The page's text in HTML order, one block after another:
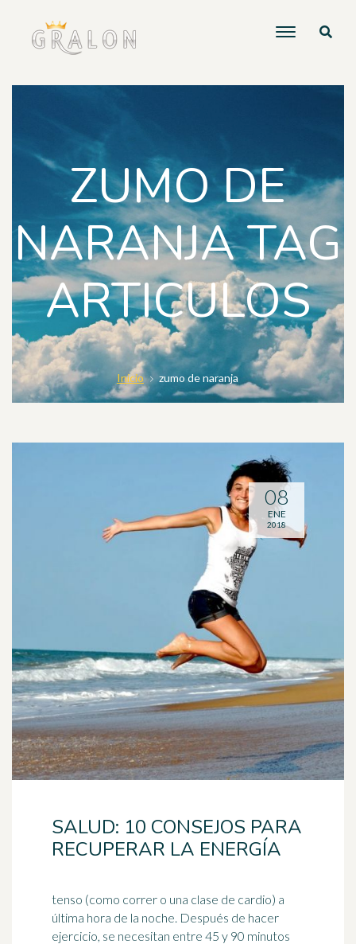
ZUMO DE
NARANJA TAG
ARTICULOS
Inicio zumo de naranja
SALUD: 10 CONSEJOS PARA
RECUPERAR LA ENERGÍA
tenso (como correr o una clase de cardio) a
última hora de la noche. Después de hacer
ejercicio, se necesitan entre 45 y 90 minutos
08
ENE
2018